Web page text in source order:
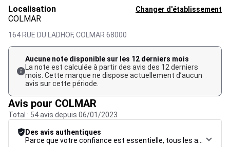
Localisation Changer d'établissement
COLMAR
164 RUE DU LADHOF, COLMAR 68000
Aucune note disponible sur les 12 derniers mois
La note est calculée à partir des avis des 12 derniers
mois. Cette marque ne dispose actuellement d’aucun
avis sur cette période.
Avis pour COLMAR
Total : 54 avis depuis 06/01/2023
Des avis authentiques